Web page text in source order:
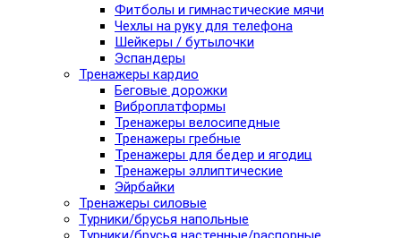
Фитболы и гимнастические мячи
Чехлы на руку для телефона
Шейкеры / бутылочки
Эспандеры
Тренажеры кардио
Беговые дорожки
Виброплатформы
Тренажеры велосипедные
Тренажеры гребные
Тренажеры для бедер и ягодиц
Тренажеры эллиптические
Эйрбайки
Тренажеры силовые
Турники/брусья напольные